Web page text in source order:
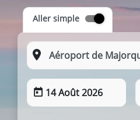
Aller simple
14 Août 2026